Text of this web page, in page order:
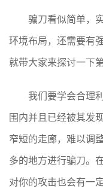
骗刀看似简单，
环境布局，还需要有
就带大家来探讨一下
我们要学会合理
围内并且已经被其发
窄短的走廊，难以调
多的地方进行骗刀。
对你的攻击也会有一